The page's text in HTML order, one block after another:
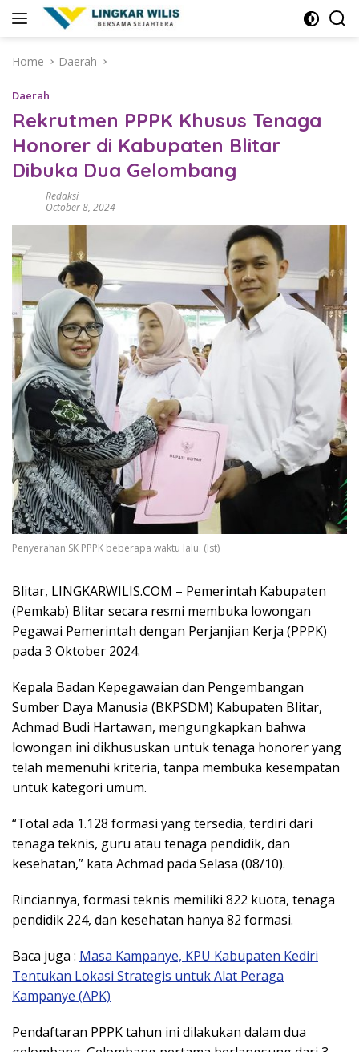
Home
Daerah
Daerah
Rekrutmen PPPK Khusus Tenaga
Honorer di Kabupaten Blitar
Dibuka Dua Gelombang
Redaksi
October 8, 2024
Penyerahan SK PPPK beberapa waktu lalu. (Ist)
Blitar, LINGKARWILIS.COM – Pemerintah Kabupaten
(Pemkab) Blitar secara resmi membuka lowongan
Pegawai Pemerintah dengan Perjanjian Kerja (PPPK)
pada 3 Oktober 2024.
Kepala Badan Kepegawaian dan Pengembangan
Sumber Daya Manusia (BKPSDM) Kabupaten Blitar,
Achmad Budi Hartawan, mengungkapkan bahwa
lowongan ini dikhususkan untuk tenaga honorer yang
telah memenuhi kriteria, tanpa membuka kesempatan
untuk kategori umum.
“Total ada 1.128 formasi yang tersedia, terdiri dari
tenaga teknis, guru atau tenaga pendidik, dan
kesehatan,” kata Achmad pada Selasa (08/10).
Rinciannya, formasi teknis memiliki 822 kuota, tenaga
pendidik 224, dan kesehatan hanya 82 formasi.
Baca juga : Masa Kampanye, KPU Kabupaten Kediri
Tentukan Lokasi Strategis untuk Alat Peraga
Kampanye (APK)
Pendaftaran PPPK tahun ini dilakukan dalam dua